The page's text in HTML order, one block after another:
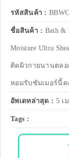
รหัสสินค้า :
ชื่อสินค้า : Bath &
Moisture Ultra
ติดผิวกายนานตล
หอมรับซัมเมอร์นี้ค
อัพเดทล่าสุด : 5 เ
Tags :